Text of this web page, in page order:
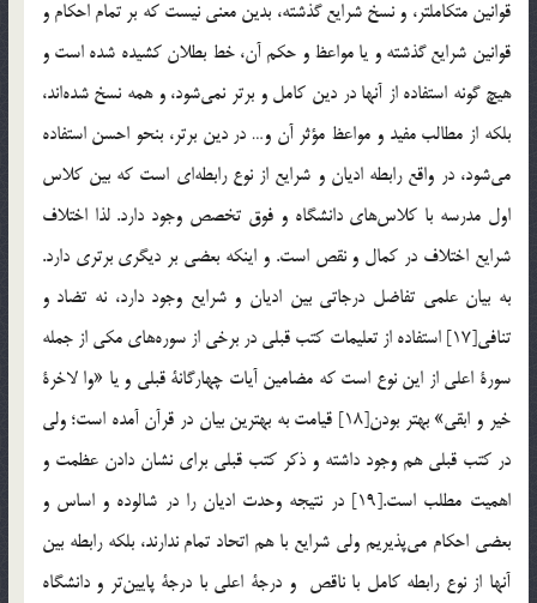
قوانين متكاملتر، و نسخ شرايع گذشته، بدين معني نيست كه بر تمام احكام و
قوانين شرايع گذشته و يا مواعظ و حكم آن، خط بطلان كشيده شده است و
هيچ گونه استفاده از آنها در دين كامل و برتر نمي‌شود، و همه نسخ شده‌اند،
بلكه از مطالب مفيد و مواعظ مؤثر آن و… در دين برتر، بنحو احسن استفاده
مي‌شود، در واقع رابطه اديان و شرايع از نوع رابطه‌اي است كه بين كلاس
اول مدرسه با كلاس‌هاي دانشگاه و فوق تخصص وجود دارد. لذا اختلاف
شرايع اختلاف در كمال و نقص است. و اينكه بعضي بر ديگري برتري دارد.
به بيان علمي تفاضل درجاتي بين اديان و شرايع وجود دارد، نه تضاد و
تنافي[17] استفاده از تعليمات كتب قبلي در برخي از سوره‌هاي مكي از جمله
سورة اعلي از اين نوع است كه مضامين آيات چهارگانة قبلي و يا «وا لاخرة
خير و ابقي» بهتر بودن[18] قيامت به بهترين بيان در قرآن آمده است؛ ولي
در كتب قبلي هم وجود داشته و ذكر كتب قبلي براي نشان دادن عظمت و
اهميت مطلب است.[19] در نتيجه وحدت اديان را در شالوده و اساس و
بعضي احكام مي‌پذيريم ولي شرايع با هم اتحاد تمام ندارند، بلكه رابطه بين
آنها از نوع رابطه كامل با ناقص و درجة اعلي با درجة پايين‌تر و دانشگاه